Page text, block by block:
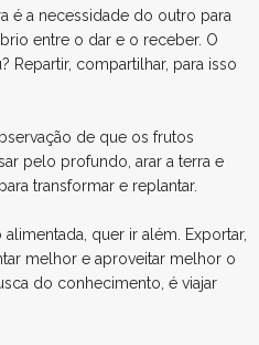
é a necessidade do outro para
entre o dar e o receber. O
Repartir, compartilhar, para isso
de que os frutos
pelo profundo, arar a terra e
transformar e replantar.
quer ir além. Exportar,
melhor e aproveitar melhor o
do conhecimento, é viajar